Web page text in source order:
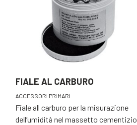
FIALE AL CARBURO
ACCESSORI PRIMARI
Fiale all carburo per la misurazione
dell’umidità nel massetto cementizio